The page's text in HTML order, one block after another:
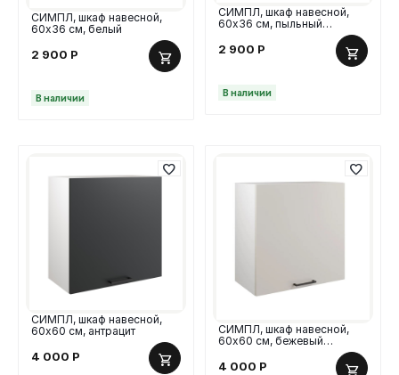
СИМПЛ, шкаф навесной,
60х36 см, белый
2 900 Р
В наличии
СИМПЛ, шкаф навесной,
60х36 см, пыльный
2 900 Р
В наличии
СИМПЛ, шкаф навесной,
60х60 см, антрацит
4 000 Р
СИМПЛ, шкаф навесной,
60х60 см, бежевый
4 000 Р